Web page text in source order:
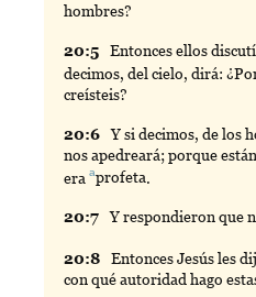
hombres?
20:5 Entoncesellos
decimos, del cielo, dirá:
creísteis?
20:6 Ysi decimos, de los
nos apedreará; porque
eraaprofeta.
20:7 Yrespondieron que
20:8 EntoncesJesús les
con qué autoridad hago